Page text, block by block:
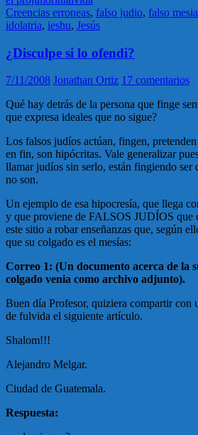
Creencias erroneas, falso judio, falso
idolatria, ieshu, Jesús
¿Disculpe si lo ofendi?
7/11/2008 Jonathan Ortiz 17 comentarios
Qué hay detrás de la persona que finge
que expresa ideales que no sigue?
Los falsos judíos actúan, fingen,
en fin, son hipócritas. Vale generalizar
llamar judíos sin serlo, están fingiendo
no son.
Un ejemplo de esa hipocresía, que llega
y que proviene de FALSOS JUDÍOS que
este sitio a robar enseñanzas que, según
que su colgado es el mesías:
Correo 1: (Un documento acerca de la
colgado venia como archivo adjunto).
Buen día Profesor, quiziera compartir con
de fulvida el siguiente artículo.
Shalom!!!
Alejandro Melgar.
Ciudad de Guatemala.
Respuesta: